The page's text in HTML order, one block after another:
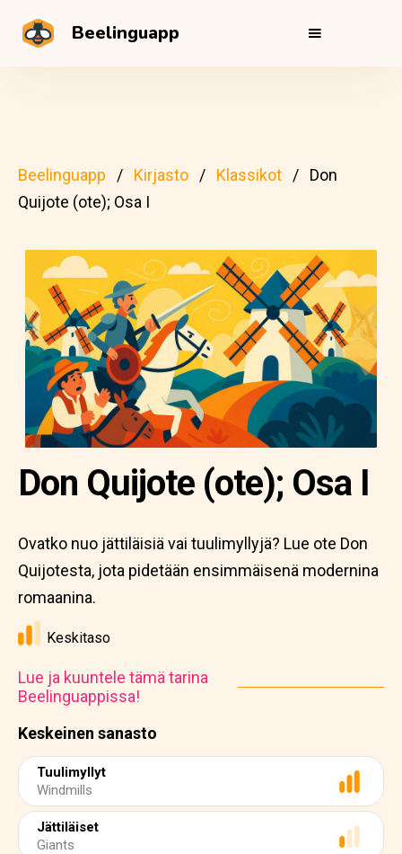
Beelinguapp
Beelinguapp Kirjasto Klassikot
Don
Quijote (ote); Osa I
Keskeinen sanasto
Tuulimyllyt
Windmills
Jättiläiset
Giants
Don Quijote (ote); Osa I
Ovatko nuo jättiläisiä vai tuulimyllyjä? Lue ote Don
Quijotesta, jota pidetään ensimmäisenä modernina
romaanina.
Keskitaso
Lue ja kuuntele tämä tarina
Beelinguappissa!